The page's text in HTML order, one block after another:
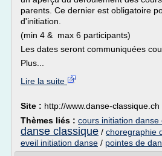
parents. Ce dernier est obligatoire
d'initiation.
(min 4 & max 6 participants)
Les dates seront communiquées
Plus...
Lire la suite
Site : http://www.danse-classique.ch
Thèmes liés : cours initiation danse
danse classique / choregraphie
eveil initiation danse / pointes de